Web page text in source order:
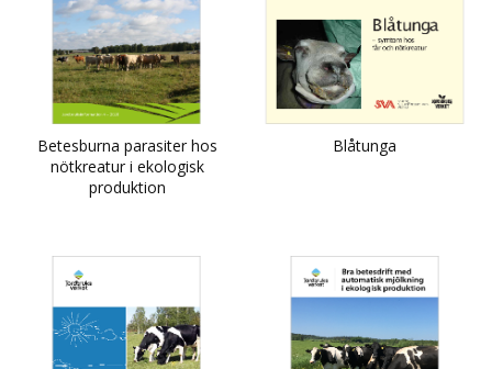
Betesburna parasiter hos
nötkreatur i ekologisk
produktion
Blåtunga